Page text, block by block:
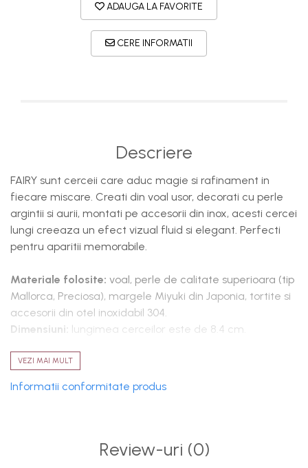
ADAUGA LA FAVORITE
CERE INFORMATII
Descriere
FAIRY sunt cerceii care aduc magie si rafinament in
fiecare miscare. Creati din voal usor, decorati cu perle
argintii si aurii, montati pe accesorii din inox, acesti cercei
lungi creeaza un efect vizual fluid si elegant. Perfecti
pentru aparitii memorabile.
Materiale folosite: voal, perle de calitate superioara (tip
Mallorca, Preciosa), margele Miyuki din Japonia, tortite si
accesorii din otel inoxidabil 304.
Dimensiuni: lungimea cerceilor este de 8.4 cm.
Intretinere si curatare:
sau produse cosmetice. Pastrati accesoriul in cutie,
separat de alte obiecte, pentru a preveni uzura. Cerceii
Pentru o experienta cat mai placuta, va informam ca:
VEZI MAI MULT
Informatii conformitate produs
Review-uri (0)